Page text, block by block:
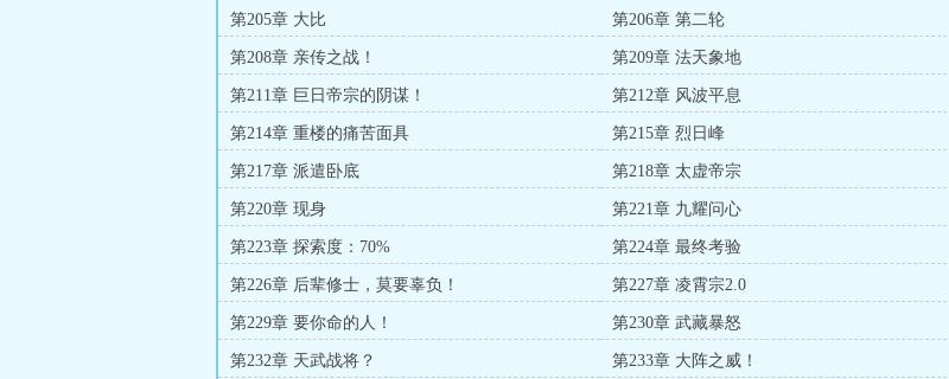
第205章 大比 第206章 第二轮
第208章 亲传之战！ 第209章 法天象地
第211章 巨日帝宗的阴谋！ 第212章 风波平息
第214章 重楼的痛苦面具 第215章 烈日峰
第217章 派遣卧底 第218章 太虚帝宗
第220章 现身 第221章 九耀问心
第223章 探索度：70% 第224章 最终考验
第226章 后辈修士，莫要辜负！ 第227章 凌霄宗2.0
第229章 要你命的人！ 第230章 武藏暴怒
第232章 天武战将？ 第233章 大阵之威！